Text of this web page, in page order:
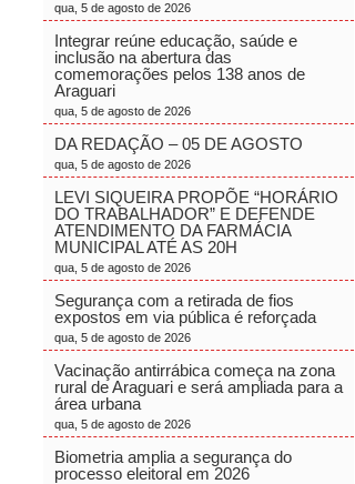
qua, 5 de agosto de 2026
Integrar reúne educação, saúde e
inclusão na abertura das
comemorações pelos 138 anos de
Araguari
qua, 5 de agosto de 2026
DA REDAÇÃO – 05 DE AGOSTO
qua, 5 de agosto de 2026
LEVI SIQUEIRA PROPÕE “HORÁRIO
DO TRABALHADOR” E DEFENDE
ATENDIMENTO DA FARMÁCIA
MUNICIPAL ATÉ AS 20H
qua, 5 de agosto de 2026
Segurança com a retirada de fios
expostos em via pública é reforçada
qua, 5 de agosto de 2026
Vacinação antirrábica começa na zona
rural de Araguari e será ampliada para a
área urbana
qua, 5 de agosto de 2026
Biometria amplia a segurança do
processo eleitoral em 2026